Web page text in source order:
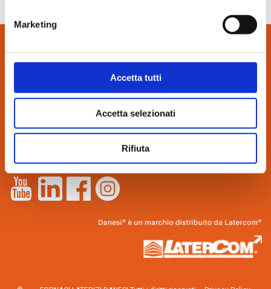
Marketing
Accetta tutti
Accetta selezionati
Rifiuta
CONTATTI:
26029 Soncino (CR)
info@danesilaterizi.it
Lavora con noi–Novità dall’azienda